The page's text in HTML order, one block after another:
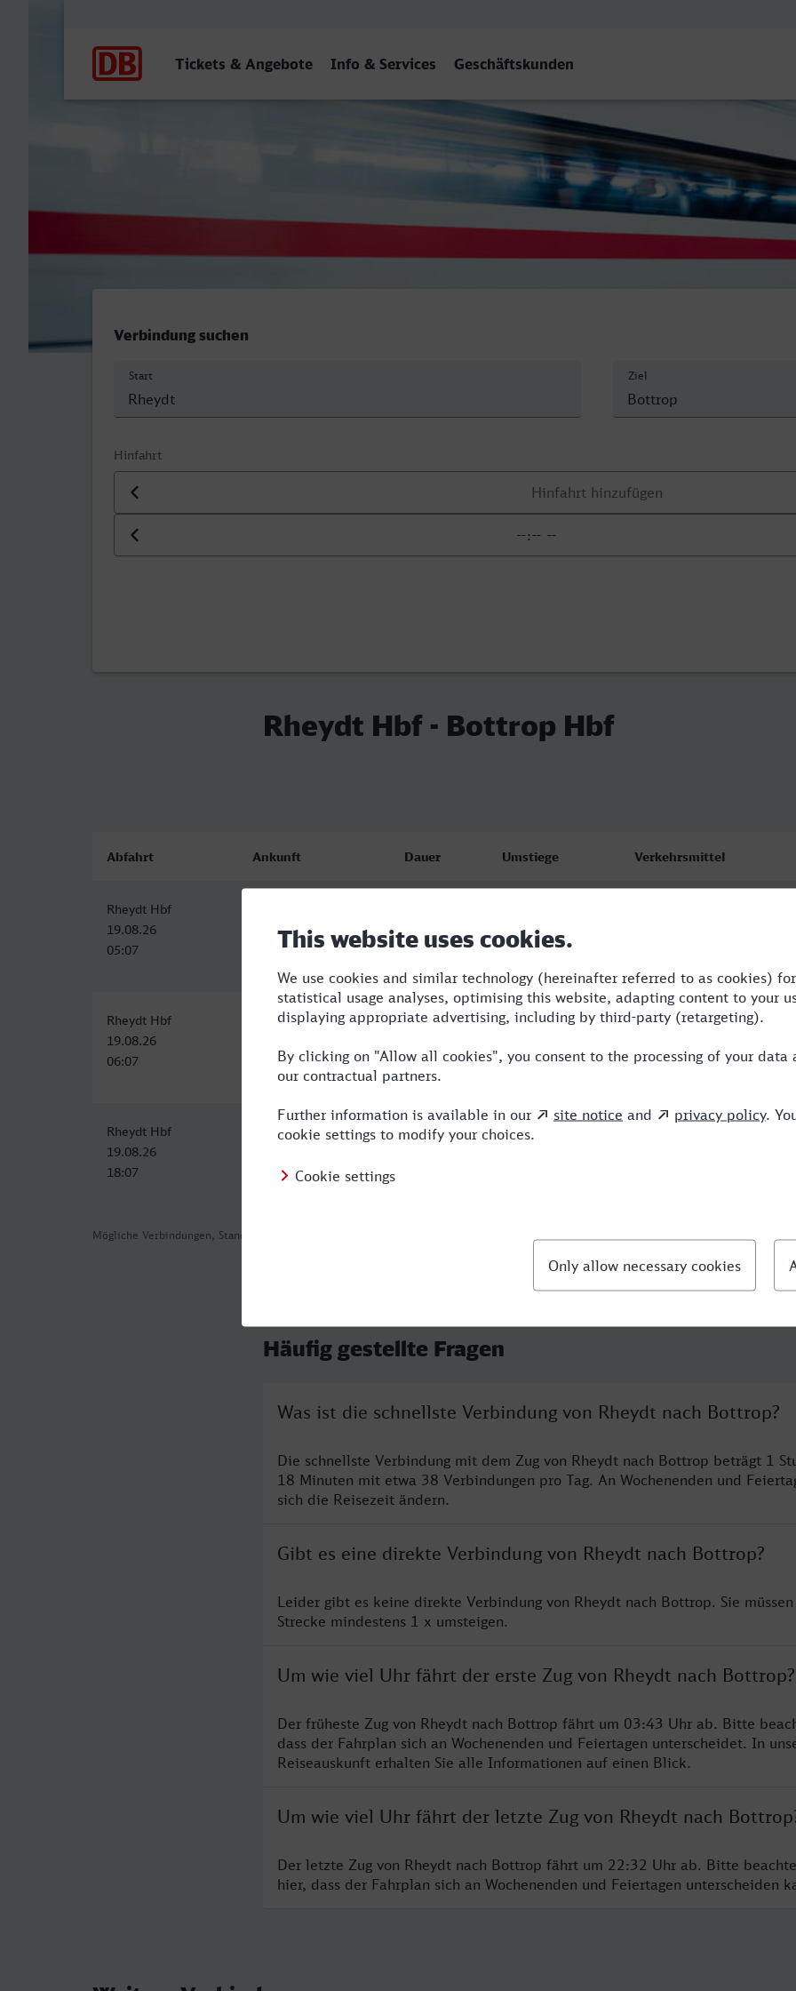
Tickets & Angebote Info & Services Geschäftskunden
Verbindung suchen
Start Ziel
Hinfahrt
Datum der Hinfahrt
Uhrzeit der Hinfahrt
Rheydt Hbf - Bottrop Hbf
Mögliche Verbindungen, Stand: 2026-08-05 00:39
Abfahrt Ankunft Dauer Umstiege Verkehrsmittel
Rheydt Hbf
19.08.26
05:07
19.08.26
06:25
Rheydt Hbf
19.08.26
06:07
Bottrop Hbf
07:25
1:18 2 RE,RRB,NX
Rheydt Hbf
19.08.26
18:07
Bottrop Hbf
19:25
1:18 2
Häufig gestellte Fragen
Was ist die schnellste Verbindung von Rheydt nach Bottrop?
Die schnellste Verbindung mit dem Zug von Rheydt nach Bottrop beträgt 1
18 Minuten mit etwa 38 Verbindungen pro Tag. An Wochenenden und
sich die Reisezeit ändern.
Gibt es eine direkte Verbindung von Rheydt nach Bottrop?
Leider gibt es keine direkte Verbindung von Rheydt nach Bottrop. Sie
Strecke mindestens 1 x umsteigen.
Um wie viel Uhr fährt der erste Zug von Rheydt nach Bottrop?
Der früheste Zug von Rheydt nach Bottrop fährt um 03:43 Uhr ab. Bitte
dass der Fahrplan sich an Wochenenden und Feiertagen unterscheidet. In
Reiseauskunft erhalten Sie alle Informationen auf einen Blick.
Um wie viel Uhr fährt der letzte Zug von Rheydt nach
Der letzte Zug von Rheydt nach Bottrop fährt um 22:32 Uhr ab. Bitte
hier, dass der Fahrplan sich an Wochenenden und Feiertagen unterscheiden